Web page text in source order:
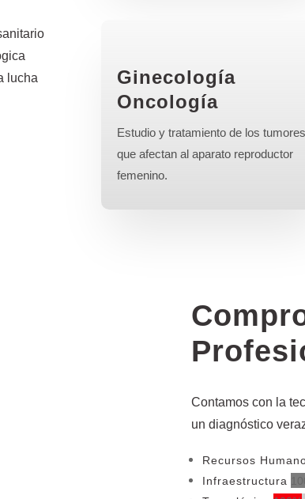
lucha
Ginecología
Oncología
Estudio y tratamiento de los tumores
que afectan al aparato reproductor
femenino.
Contamos con la
un diagnóstico
Recursos
Infraestructura